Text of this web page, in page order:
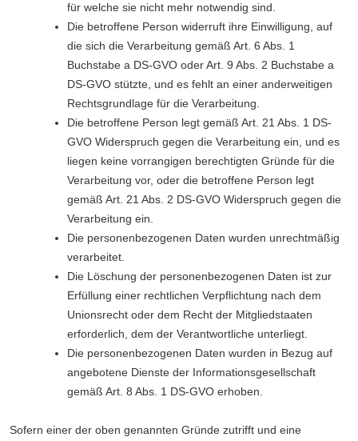
für welche sie nicht mehr notwendig sind.
Die betroffene Person widerruft ihre Einwilligung, auf
die sich die Verarbeitung gemäß Art. 6 Abs. 1
Buchstabe a DS-GVO oder Art. 9 Abs. 2 Buchstabe a
DS-GVO stützte, und es fehlt an einer anderweitigen
Rechtsgrundlage für die Verarbeitung.
Die betroffene Person legt gemäß Art. 21 Abs. 1 DS-
GVO Widerspruch gegen die Verarbeitung ein, und es
liegen keine vorrangigen berechtigten Gründe für die
Verarbeitung vor, oder die betroffene Person legt
gemäß Art. 21 Abs. 2 DS-GVO Widerspruch gegen die
Verarbeitung ein.
Die personenbezogenen Daten wurden unrechtmäßig
verarbeitet.
Die Löschung der personenbezogenen Daten ist zur
Erfüllung einer rechtlichen Verpflichtung nach dem
Unionsrecht oder dem Recht der Mitgliedstaaten
erforderlich, dem der Verantwortliche unterliegt.
Die personenbezogenen Daten wurden in Bezug auf
angebotene Dienste der Informationsgesellschaft
gemäß Art. 8 Abs. 1 DS-GVO erhoben.
Sofern einer der oben genannten Gründe zutrifft und eine